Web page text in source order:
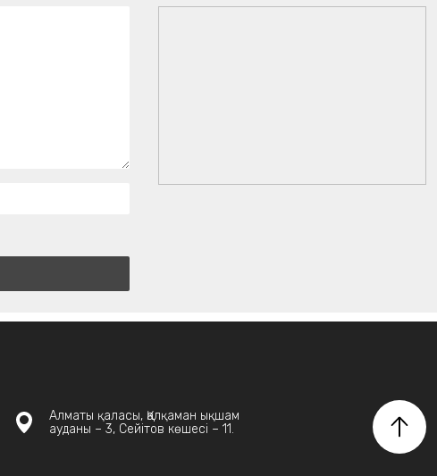
Алматы қаласы, Қалқаман ықшам
ауданы – 3, Сейітов көшесі – 11.